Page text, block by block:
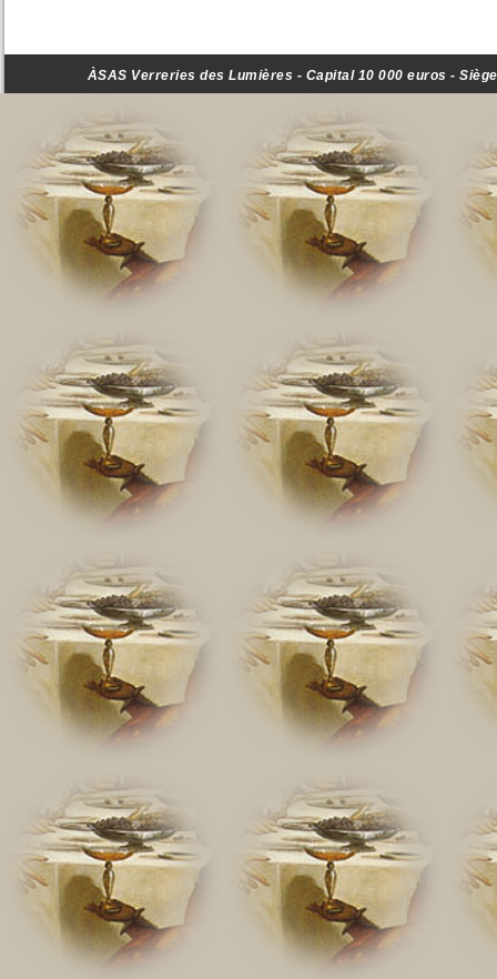
ÀSAS Verreries des Lumières - Capital 10 000 euros -